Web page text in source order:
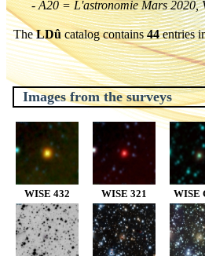
- A20 = L'astronomie Mars 2020,
TheLDûcatalog contains44entries
Images from the surveys
WISE 432 WISE 321 WISE